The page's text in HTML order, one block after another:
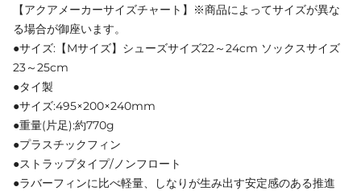
【アクアメーカーサイズチャート】※商品によってサイズが異な
る場合が御座います。
●サイズ:【Mサイズ】シューズサイズ22～24cm ソックスサイズ
23～25cm
●タイ製
●サイズ:495×200×240mm
●重量(片足):約770g
●プラスチックフィン
●ストラップタイプ/ノンフロート
●ラバーフィンに比べ軽量、しなりが生み出す安定感のある推進